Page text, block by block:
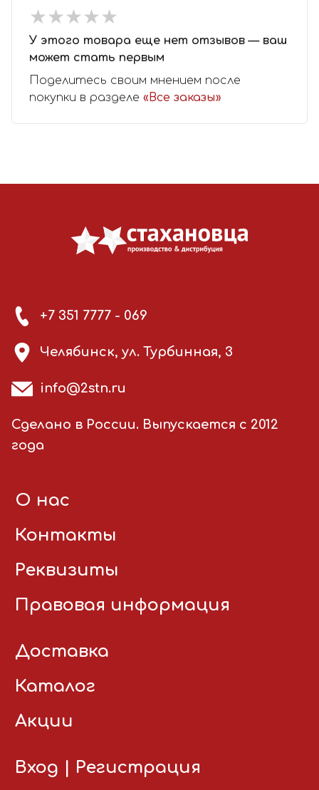
★★★★★
★★★★★
У этого товара еще нет отзывов — ваш
может стать первым
Поделитесь своим мнением после
покупки в разделе «Все заказы»
+7 351 7777 - 069
Челябинск, ул. Турбинная, 3
info@2stn.ru
Сделано в России. Выпускается с 2012
года
О нас
Контакты
Реквизиты
Правовая информация
Доставка
Каталог
Акции
Вход Регистрация